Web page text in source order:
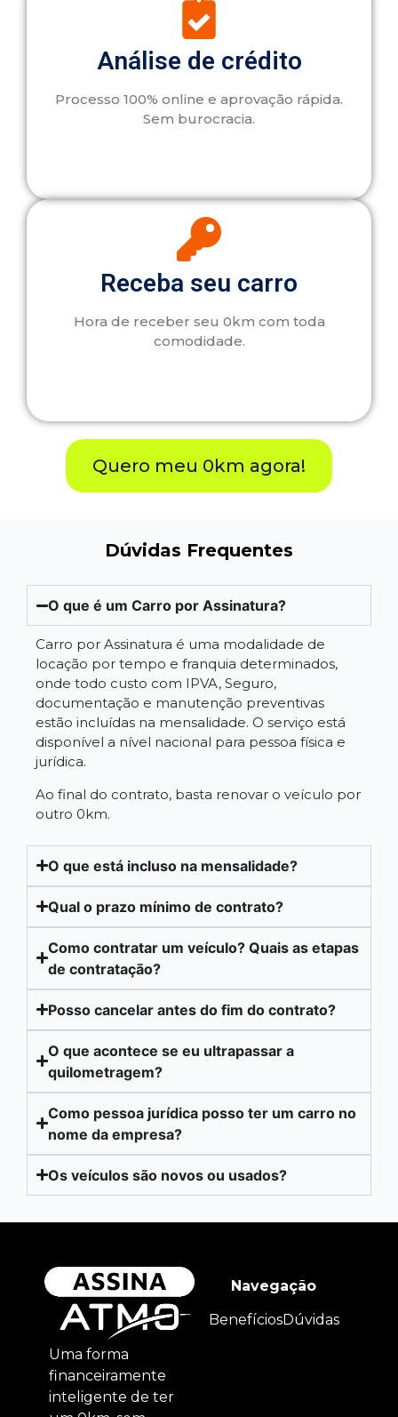
Análise de crédito
Processo 100% online e aprovação rápida.
Sem burocracia.
Receba seu carro
Hora de receber seu 0km com toda
comodidade.
Quero meu 0km agora!
Dúvidas Frequentes
O que é um Carro por Assinatura?
Carro por Assinatura é uma modalidade de
locação por tempo e franquia determinados,
onde todo custo com IPVA, Seguro,
documentação e manutenção preventivas
estão incluídas na mensalidade. O serviço está
disponível a nível nacional para pessoa física e
jurídica.
Ao final do contrato, basta renovar o veículo por
outro 0km.
O que está incluso na mensalidade?
Qual o prazo mínimo de contrato?
Como contratar um veículo? Quais as etapas
de contratação?
Posso cancelar antes do fim do contrato?
O que acontece se eu ultrapassar a
quilometragem?
Como pessoa jurídica posso ter um carro no
nome da empresa?
Os veículos são novos ou usados?
Uma forma
financeiramente
inteligente de ter
Navegação
BenefíciosDúvidas